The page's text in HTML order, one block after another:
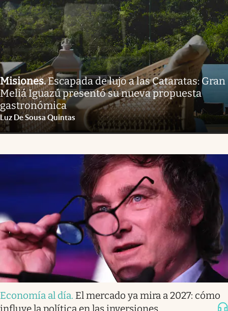
Misiones.Escapada de lujo a las Cataratas: Gran
Meliá Iguazú presentó su nueva propuesta
gastronómica
Luz De Sousa Quintas
Economía al día. El mercado ya mira a 2027: cómo